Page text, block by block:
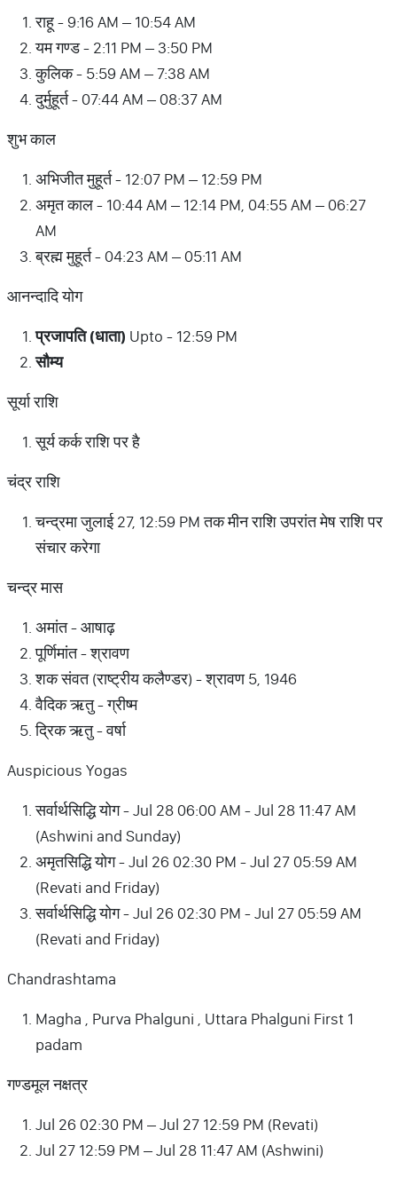
राहू - 9:16 AM – 10:54 AM
यम गण्ड - 2:11 PM – 3:50 PM
कुलिक - 5:59 AM – 7:38 AM
दुर्मुहूर्त - 07:44 AM – 08:37 AM
शुभ काल
अभिजीत मुहूर्त - 12:07 PM – 12:59 PM
अमृत काल - 10:44 AM – 12:14 PM, 04:55 AM – 06:27
AM
ब्रह्म मुहूर्त - 04:23 AM – 05:11 AM
आनन्दादि योग
प्रजापति (धाता) Upto - 12:59 PM
सौम्य
सूर्या राशि
सूर्य कर्क राशि पर है
चंद्र राशि
चन्द्रमा जुलाई 27, 12:59 PM तक मीन राशि उपरांत मेष राशि पर
संचार करेगा
चन्द्र मास
अमांत - आषाढ़
पूर्णिमांत - श्रावण
शक संवत (राष्ट्रीय कलैण्डर) - श्रावण 5, 1946
वैदिक ऋतु - ग्रीष्म
द्रिक ऋतु - वर्षा
Auspicious Yogas
सर्वार्थसिद्धि योग - Jul 28 06:00 AM - Jul 28 11:47 AM
(Ashwini and Sunday)
अमृतसिद्धि योग - Jul 26 02:30 PM - Jul 27 05:59 AM
(Revati and Friday)
सर्वार्थसिद्धि योग - Jul 26 02:30 PM - Jul 27 05:59 AM
(Revati and Friday)
Chandrashtama
Magha , Purva Phalguni , Uttara Phalguni First 1
padam
गण्डमूल नक्षत्र
Jul 26 02:30 PM – Jul 27 12:59 PM (Revati)
Jul 27 12:59 PM – Jul 28 11:47 AM (Ashwini)